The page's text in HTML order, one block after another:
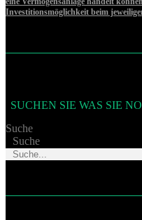
Investitionsmöglichkeit beim
SUCHEN SIE WAS SIE
Suche
Suche